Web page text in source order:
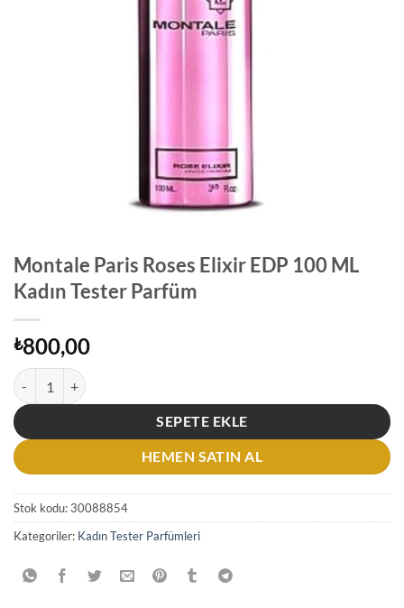
Montale Paris Roses Elixir EDP 100 ML
Kadın Tester Parfüm
₺800,00
Montale Paris Roses Elixir EDP 100 ML Kadın Tester Parfüm adet
SEPETE EKLE
HEMEN SATIN AL
Stok kodu:30088854
Kategoriler: Kadın Tester Parfümleri